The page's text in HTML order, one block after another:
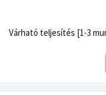
Várható teljesítés [1-3